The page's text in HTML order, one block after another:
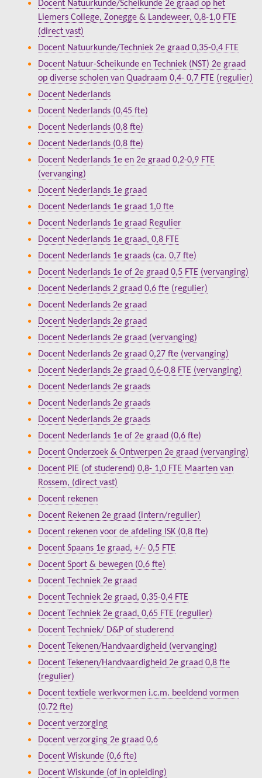
Docent Natuurkunde/Scheikunde 2e graad op het
Liemers College, Zonegge & Landeweer, 0,8-1,0 FTE
(direct vast)
Docent Natuurkunde/Techniek 2e graad 0,35-0,4 FTE
Docent Natuur-Scheikunde en Techniek (NST) 2e graad
op diverse scholen van Quadraam 0,4- 0,7 FTE (regulier)
Docent Nederlands
Docent Nederlands (0,45 fte)
Docent Nederlands (0,8 fte)
Docent Nederlands (0,8 fte)
Docent Nederlands 1e en 2e graad 0,2-0,9 FTE
(vervanging)
Docent Nederlands 1e graad
Docent Nederlands 1e graad 1,0 fte
Docent Nederlands 1e graad Regulier
Docent Nederlands 1e graad, 0,8 FTE
Docent Nederlands 1e graads (ca. 0,7 fte)
Docent Nederlands 1e of 2e graad 0,5 FTE (vervanging)
Docent Nederlands 2 graad 0,6 fte (regulier)
Docent Nederlands 2e graad
Docent Nederlands 2e graad
Docent Nederlands 2e graad (vervanging)
Docent Nederlands 2e graad 0,27 fte (vervanging)
Docent Nederlands 2e graad 0,6-0,8 FTE (vervanging)
Docent Nederlands 2e graads
Docent Nederlands 2e graads
Docent Nederlands 2e graads
Docent Nederlands 1e of 2e graad (0,6 fte)
Docent Onderzoek & Ontwerpen 2e graad (vervanging)
Docent PIE (of studerend) 0,8- 1,0 FTE Maarten van
Rossem, (direct vast)
Docent rekenen
Docent Rekenen 2e graad (intern/regulier)
Docent rekenen voor de afdeling ISK (0,8 fte)
Docent Spaans 1e graad, +/- 0,5 FTE
Docent Sport & bewegen (0,6 fte)
Docent Techniek 2e graad
Docent Techniek 2e graad, 0,35-0,4 FTE
Docent Techniek 2e graad, 0,65 FTE (regulier)
Docent Techniek/ D&P of studerend
Docent Tekenen/Handvaardigheid (vervanging)
Docent Tekenen/Handvaardigheid 2e graad 0,8 fte
(regulier)
Docent textiele werkvormen i.c.m. beeldend vormen
(0.72 fte)
Docent verzorging
Docent verzorging 2e graad 0,6
Docent Wiskunde (0,6 fte)
Docent Wiskunde (of in opleiding)